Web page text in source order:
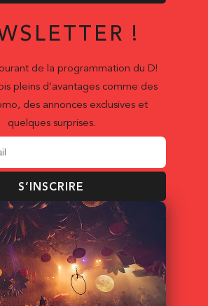
!
de la programmation du D!
pleins d’avantages comme des
des annonces exclusives et
quelques surprises.
S’INSCRIRE